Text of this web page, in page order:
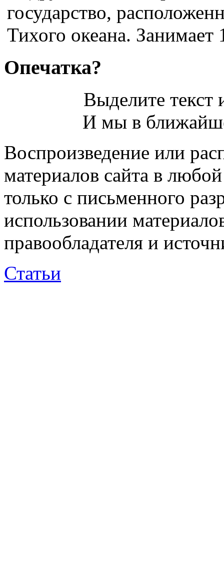
государство,
Тихого океана. Занимает
Опечатка?
Выделите
И мы в
Воспроизведение или
материалов сайта в
только с письменного
использовании
правообладателя и
Статьи